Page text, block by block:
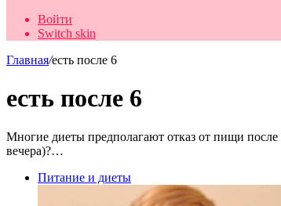
Войти
Switch skin
Главная/есть после 6
есть после 6
Многие диеты предполагают отказ от пищи после
вечера)?…
Питание и диеты